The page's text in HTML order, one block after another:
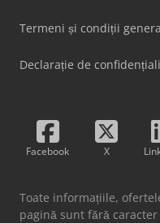
Termeni și condiții
Declarație de
Facebook X
Toate informațiile,
pagină sunt fără